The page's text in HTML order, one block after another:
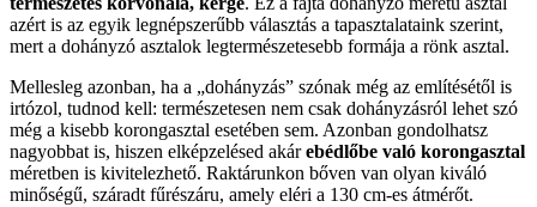
azért is az egyik legnépszerűbb választás a tapasztalataink szerint,
mert a dohányzó asztalok legtermészetesebb formája a rönk asztal.
Mellesleg azonban, ha a „dohányzás” szónak még az említésétől is
irtózol, tudnod kell: természetesen nem csak dohányzásról lehet szó
még a kisebb korongasztal esetében sem. Azonban gondolhatsz
nagyobbat is, hiszen elképzelésed akárebédlőbe való korongasztal
méretben is kivitelezhető. Raktárunkon bőven van olyan kiváló
minőségű, száradt fűrészáru, amely eléri a 130 cm-es átmérőt.